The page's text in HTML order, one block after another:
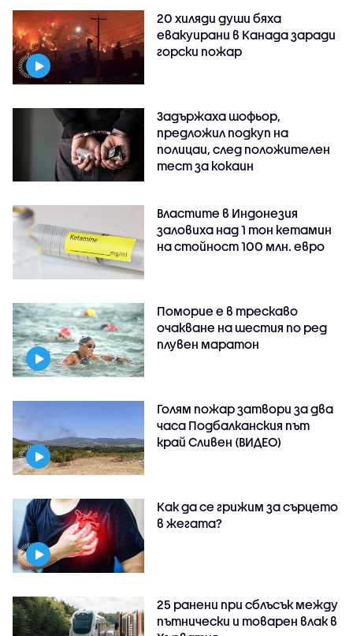
20 хиляди души бяха
евакуирани в Канада заради
горски пожар
Задържаха шофьор,
предложил подкуп на
полицаи, след положителен
тест за кокаин
Властите в Индонезия
заловиха над 1 тон кетамин
на стойност 100 млн. евро
Поморие е в трескаво
очакване на шестия по ред
плувен маратон
Голям пожар затвори за два
часа Подбалканския път
край Сливен (ВИДЕО)
Как да се грижим за сърцето
в жегата?
25 ранени при сблъсък между
пътнически и товарен влак в